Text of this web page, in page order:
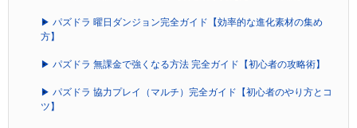
▶ パズドラ 曜日ダンジョン完全ガイド【効率的な進化素材の集め
方】
▶ パズドラ 無課金で強くなる方法 完全ガイド【初心者の攻略術】
▶ パズドラ 協力プレイ（マルチ）完全ガイド【初心者のやり方とコ
ツ】